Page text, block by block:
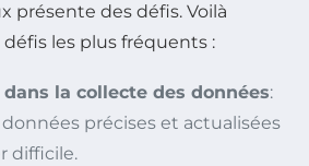
présente des défis. Voilà
les plus fréquents :
la collecte des données:
précises et actualisées
difficile.